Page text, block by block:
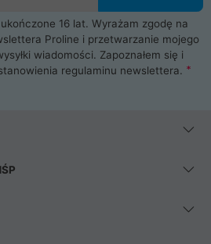
16 lat. Wyrażam zgodę na
Proline i przetwarzanie mojego
wiadomości. Zapoznałem się i
regulaminu newslettera.